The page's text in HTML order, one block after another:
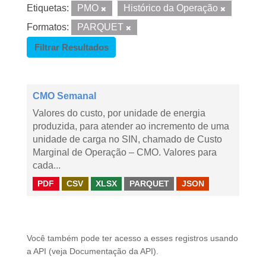
Etiquetas: PMO
Histórico da Operação
Formatos:
PARQUET
Filtrar Resultados
CMO Semanal
Valores do custo, por unidade de energia
produzida, para atender ao incremento de uma
unidade de carga no SIN, chamado de Custo
Marginal de Operação – CMO. Valores para
cada...
PDF CSV XLSX PARQUET JSON
Você também pode ter acesso a esses registros usando
a API (veja Documentação da API ).